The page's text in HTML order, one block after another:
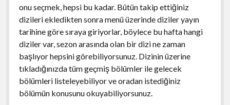
onu seçmek, hepsi bu kadar. Bütün takip ettiğiniz
dizileri ekledikten sonra menü üzerinde diziler yayın
tarihine göre sıraya giriyorlar, böylece bu hafta hangi
diziler var, sezon arasında olan bir dizi ne zaman
başlıyor hepsini görebiliyorsunuz. Dizinin üzerine
tıkladığınızda tüm geçmiş bölümler ile gelecek
bölümleri listeleyebiliyor ve oradan istediğiniz
bölümün konusunu okuyabiliyorsunuz.